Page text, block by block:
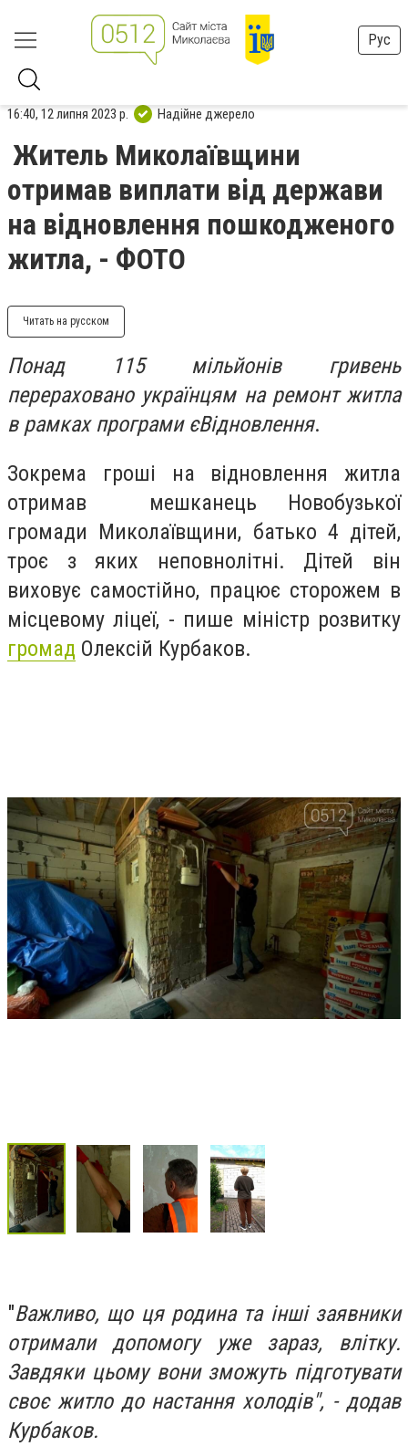
Рус
16:40, 12 липня 2023 р. Надійне джерело
Житель Миколаївщини
отримав виплати від держави
на відновлення пошкодженого
житла, - ФОТО
Читать на русском
Понад 115 мільйонів гривень
перераховано українцям на ремонт житла
в рамках програми єВідновлення.
Зокрема гроші на відновлення житла
отримав мешканець Новобузької
громади Миколаївщини, батько 4 дітей,
троє з яких неповнолітні. Дітей він
виховує самостійно, працює сторожем в
місцевому ліцеї, - пише міністр розвитку
громад Олексій Курбаков.
"Важливо, що ця родина та інші заявники
отримали допомогу уже зараз, влітку.
Завдяки цьому вони зможуть підготувати
своє житло до настання холодів", - додав
Курбаков.